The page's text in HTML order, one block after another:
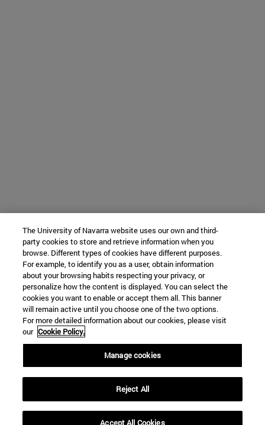
The University of Navarra website uses our own and third-
party cookies to store and retrieve information when you
browse. Different types of cookies have different purposes.
For example, to identify you as a user, obtain information
about your browsing habits respecting your privacy, or
personalize how the content is displayed. You can select the
cookies you want to enable or accept them all. This banner
will remain active until you choose one of the two options.
For more detailed information about our cookies, please visit
our Cookie Policy.
Manage cookies
Reject All
Accept All Cookies